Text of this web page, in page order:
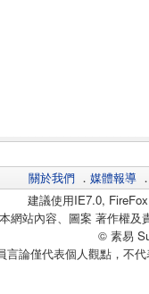
關於我們 ． 媒體報導
建議使用IE7.0,
本網站內容、圖案 著作權及
© 素易
言論僅代表個人觀點，不